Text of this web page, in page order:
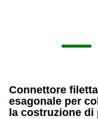
Connettore
esagonale per
la costruzione